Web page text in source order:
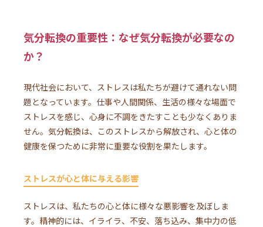
気分転換の重要性：なぜ気分転換が必要なの
か？
現代社会において、ストレスは私たちが避けて通れない問
題となっています。仕事や人間関係、生活の様々な場面で
ストレスを感じ、心身に不調をきたすことも少なくありま
せん。気分転換は、このストレスから解放され、心と体の
健康を保つために非常に重要な役割を果たします。
ストレスが心と体に与える影響
ストレスは、私たちの心と体に様々な悪影響を及ぼしま
す。精神的には、イライラ、不安、落ち込み、集中力の低